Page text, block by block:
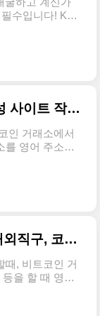
좋습니다. 이건
제까지 걸릴지
좋습니다. 🔗
이션이란?마이
수입니다! KYC
래할 수 있습니
요?KYC 인증은
다. KYC 인증
면이 등장 한다
인증을 통해
지하고, 공정한
행위 방지: 자
을 확보합니다.
영문 주소 번역기 TOP3 (주소 작성 사이트 작성 tip)
인 거래소에서
를 영어 주소로
우가 많습니다.
려움을 겪는 분
글 주소를 영어
변환 사이트 3
겠습니다.1. 네
이버 검색창에
자동으로 영어
장점✔ 빠르고
트 없이 네이버
해외사이트 영어주소 입력방법 (해외직구, 코인 거래소 주소입력시)
때, 비트코인 거
을 할 때 영어
가 있습니다. 항
해 자세히 알아